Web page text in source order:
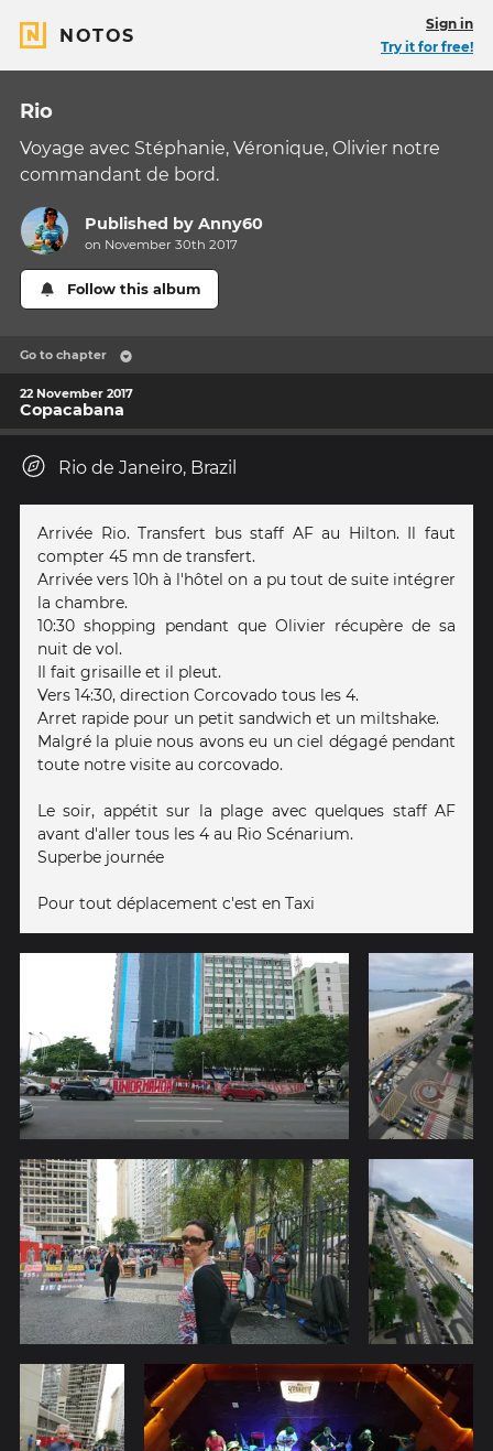
NOTOS
Sign in
Try it for free!
Rio
Voyage avec Stéphanie, Véronique, Olivier notre
commandant de bord.
Published byAnny60
on November 30th 2017
Follow this album
Go to chapter
22 November 2017
Copacabana
Rio de Janeiro, Brazil
Arrivée Rio. Transfert bus staff AF au Hilton. Il faut
compter 45 mn de transfert.
Arrivée vers 10h à l'hôtel on a pu tout de suite intégrer
la chambre.
10:30 shopping pendant que Olivier récupère de sa
nuit de vol.
Il fait grisaille et il pleut.
Vers 14:30, direction Corcovado tous les 4.
Arret rapide pour un petit sandwich et un miltshake.
Malgré la pluie nous avons eu un ciel dégagé pendant
toute notre visite au corcovado.
Le soir, appétit sur la plage avec quelques staff AF
avant d'aller tous les 4 au Rio Scénarium.
Superbe journée
Pour tout déplacement c'est en Taxi